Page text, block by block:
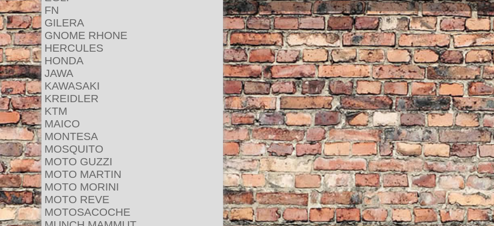
FN
GILERA
GNOME RHONE
HERCULES
HONDA
JAWA
KAWASAKI
KREIDLER
KTM
MAICO
MONTESA
MOSQUITO
MOTO GUZZI
MOTO MARTIN
MOTO MORINI
MOTO REVE
MOTOSACOCHE